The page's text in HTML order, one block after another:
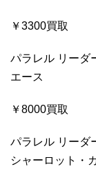
￥3300買取
パラレル リーダ
エース
￥8000買取
パラレル リーダ
シャーロット・